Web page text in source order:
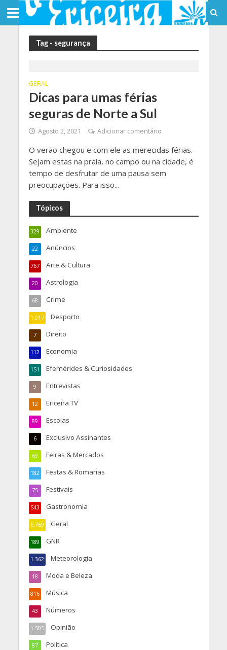
Tag - segurança
GERAL
Dicas para umas férias
seguras de Norte a Sul
Agosto 2, 2021 Adicionar comentário
O verão chegou e com ele as merecidas férias.
Sejam estas na praia, no campo ou na cidade, é
tempo de desfrutar de uma pausa sem
preocupações. Para isso...
Tópicos
Ambiente
329
Anúncios
22
Arte & Cultura
767
Astrologia
20
Crime
68
Desporto
1.017
Direito
7
Economia
112
Efemérides & Curiosidades
151
Entrevistas
9
Ericeira TV
12
Escolas
89
Exclusivo Assinantes
6
Feiras & Mercados
69
Festas & Romarias
182
Festivais
75
Gastronomia
543
Geral
6.769
GNR
189
Meteorologia
1.362
Moda e Beleza
18
Música
816
Números
43
Opinião
1.505
Política
87